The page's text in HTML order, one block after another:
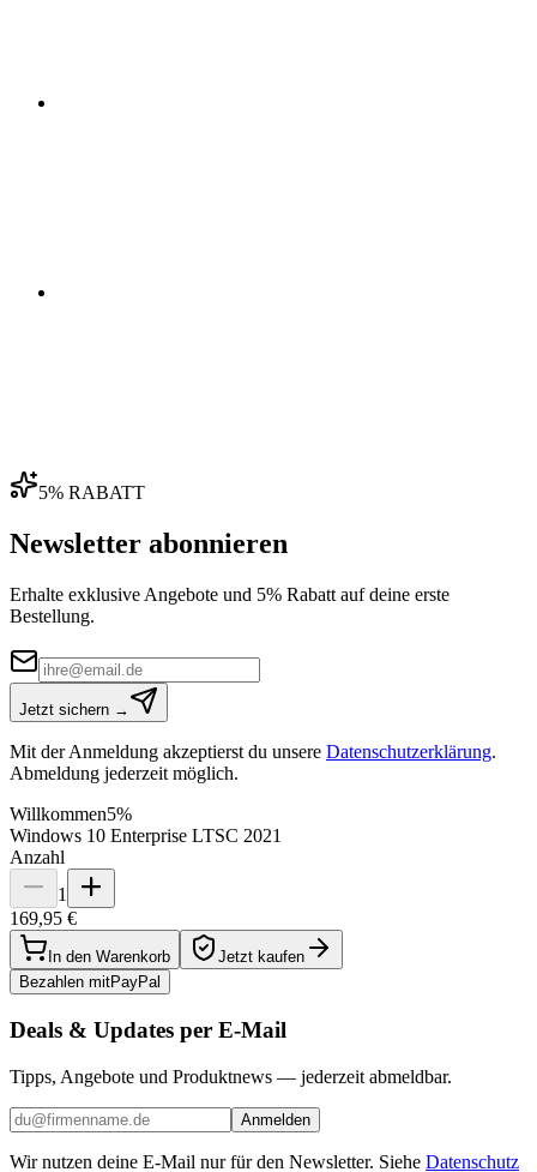
5% RABATT
Newsletter abonnieren
Erhalte exklusive Angebote und 5% Rabatt auf deine erste
Bestellung.
Jetzt sichern →
Mit der Anmeldung akzeptierst du unsere Datenschutzerklärung.
Abmeldung jederzeit möglich.
Willkommen5%
Windows 10 Enterprise LTSC 2021
Anzahl
1
169,95 €
In den Warenkorb
Jetzt kaufen
Bezahlen mitPayPal
Deals & Updates per E-Mail
Tipps, Angebote und Produktnews — jederzeit abmeldbar.
Anmelden
Wir nutzen deine E-Mail nur für den Newsletter. Siehe Datenschutz